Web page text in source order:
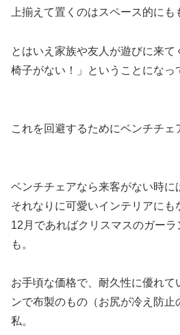
上揃えて置くのはスペース的にも
とはいえ 家族や友人が遊びに来て
椅子がない！」ということになっ
これを回避するためにベンチチェ
ベンチチェアなら来客がない時に
それなりに可愛いインテリアにも
12月であればクリスマスのガーラ
も。
お手頃な価格で、耐久性に優れて
ンで布製のもの （お尻が冷え防
私。